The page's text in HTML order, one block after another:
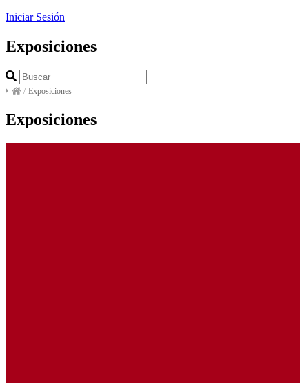
Iniciar Sesión
Exposiciones
/ Exposiciones
Exposiciones